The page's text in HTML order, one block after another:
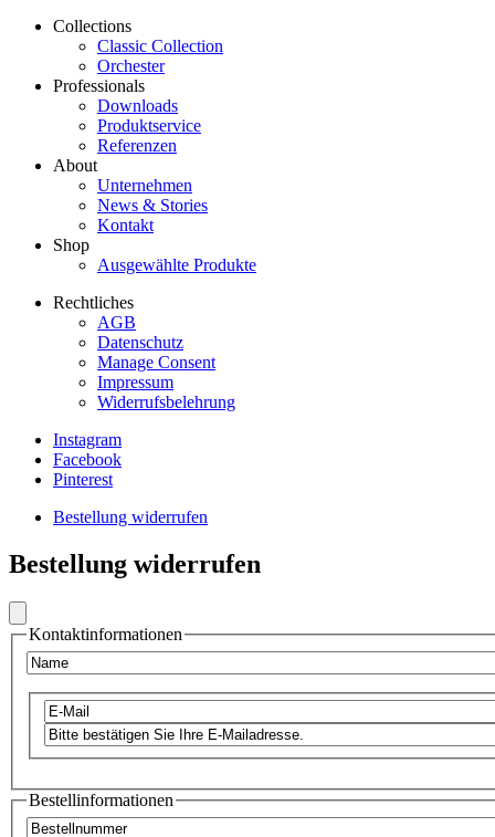
Frontend
Footer
Collections
Classic Collection
Orchester
Professionals
Downloads
Produktservice
Referenzen
About
Unternehmen
News & Stories
Kontakt
Shop
Ausgewählte Produkte
Frontend
Footer
Secondary
Legal
Rechtliches
AGB
Datenschutz
Manage Consent
Impressum
Widerrufsbelehrung
Frontend
Footer
Secondary
Menu
Instagram
Facebook
Pinterest
Footer
Secondary
Menu
VIB
Bestellung widerrufen
Bestellung widerrufen
Kontaktinformationen
Name
E-
Mail
E-
Mail-
bestätigen
Bestellinformationen
Bestellnummer